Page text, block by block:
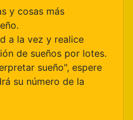
y cosas más
a la vez y realice
de sueños por lotes.
sueño", espere
su número de la